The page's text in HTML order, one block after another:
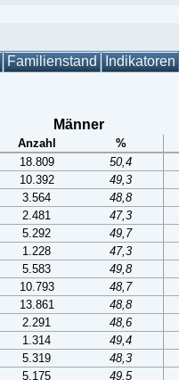
Familienstand Indikatoren
Männer
Anzahl
%
18.809
50,4
10.392
49,3
3.564
48,8
2.481
47,3
5.292
49,7
1.228
47,3
5.583
49,8
10.793
48,7
13.861
48,8
2.291
48,6
1.314
49,4
5.319
48,3
5.175
49,5